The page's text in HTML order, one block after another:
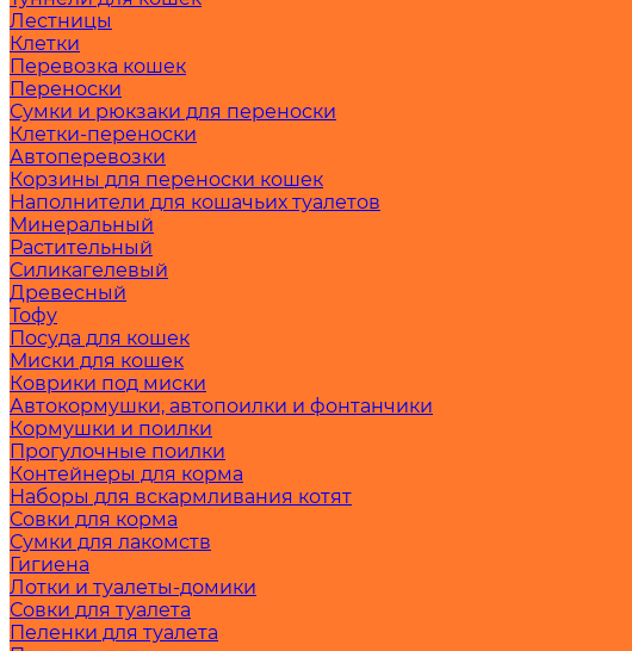
Лестницы
Клетки
Перевозка кошек
Переноски
Сумки и рюкзаки для переноски
Клетки-переноски
Автоперевозки
Корзины для переноски кошек
Наполнители для кошачьих туалетов
Минеральный
Растительный
Силикагелевый
Древесный
Тофу
Посуда для кошек
Миски для кошек
Коврики под миски
Автокормушки, автопоилки и фонтанчики
Кормушки и поилки
Прогулочные поилки
Контейнеры для корма
Наборы для вскармливания котят
Совки для корма
Сумки для лакомств
Гигиена
Лотки и туалеты-домики
Совки для туалета
Пеленки для туалета